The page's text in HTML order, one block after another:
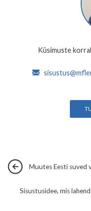
Küsimuste
Muutes Eesti suved
Sisustusidee, mis